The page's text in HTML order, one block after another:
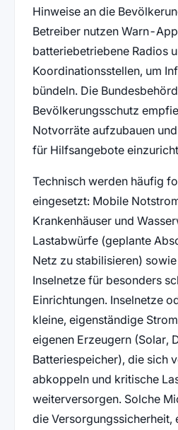
Hinweise an die
Betreiber nutzen Warn-
batteriebetriebene Radios
Koordinationsstellen, um
bündeln. Die
Bevölkerungsschutz
Notvorräte aufzubauen
für Hilfsangebote
Technisch werden häufig
eingesetzt: Mobile
Krankenhäuser und
Lastabwürfe (geplante
Netz zu stabilisieren)
Inselnetze für besonders
Einrichtungen. Inselnetze
kleine, eigenständige
eigenen Erzeugern (Solar,
Batteriespeicher), die sich
abkoppeln und kritische
weiterversorgen. Solche
die Versorgungssicherheit,